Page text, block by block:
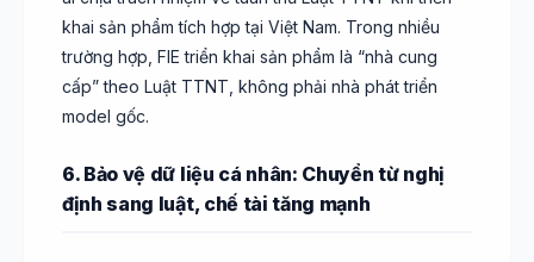
khai sản phẩm tích hợp tại Việt Nam. Trong nhiều
trường hợp, FIE triển khai sản phẩm là “nhà cung
cấp” theo Luật TTNT, không phải nhà phát triển
model gốc.
6. Bảo vệ dữ liệu cá nhân: Chuyển từ nghị
định sang luật, chế tài tăng mạnh